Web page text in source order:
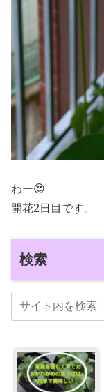
わー😍
開花2日目です。
検索